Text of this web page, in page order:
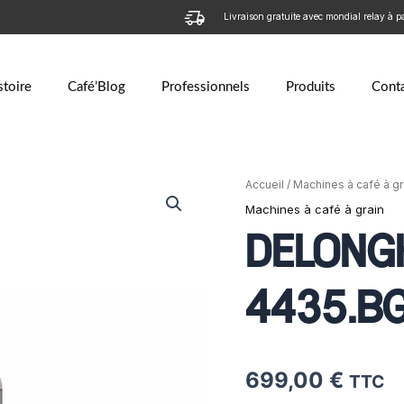
Livraison gratuite avec mondial relay à
Café’Blog Professionnels Produits
Accueil / Machines à café à
Machines à café à grain
699,00 € TTC
quantité
de
Rivelia
FEB